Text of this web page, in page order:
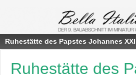
Ruhestätte des Papstes Johannes
Ruhestätte des